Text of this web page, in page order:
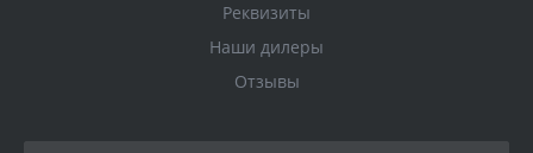
Реквизиты
Наши дилеры
Отзывы